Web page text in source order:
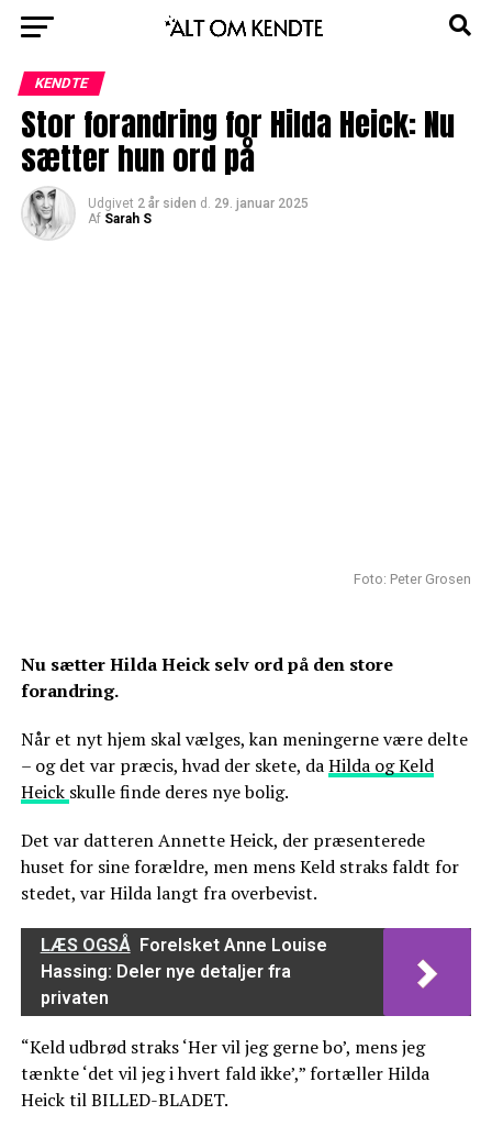
KENDTE
Stor forandring for Hilda Heick: Nu
sætter hun ord på
Udgivet 2 år siden d. 29. januar 2025
Af Sarah S
Foto: Peter Grosen
Nu sætter Hilda Heick selv ord på den store
forandring.
Når et nyt hjem skal vælges, kan meningerne være delte
– og det var præcis, hvad der skete, daHilda og Keld
Heick skulle finde deres nye bolig.
Det var datteren Annette Heick, der præsenterede
huset for sine forældre, men mens Keld straks faldt for
stedet, var Hilda langt fra overbevist.
LÆS OGSÅ Forelsket Anne Louise
Hassing: Deler nye detaljer fra
privaten
“Keld udbrød straks ‘Her vil jeg gerne bo’, mens jeg
tænkte ‘det vil jeg i hvert fald ikke’,” fortæller Hilda
Heick til BILLED-BLADET.